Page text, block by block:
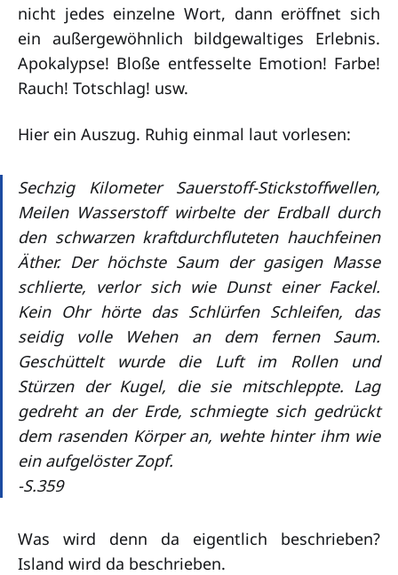
nicht jedes einzelne Wort, dann eröffnet sich
ein außergewöhnlich bildgewaltiges Erlebnis.
Apokalypse! Bloße entfesselte Emotion! Farbe!
Rauch! Totschlag! usw.
Hier ein Auszug. Ruhig einmal laut vorlesen:
Sechzig Kilometer Sauerstoff-Stickstoffwellen,
Meilen Wasserstoff wirbelte der Erdball durch
den schwarzen kraftdurchfluteten hauchfeinen
Äther. Der höchste Saum der gasigen Masse
schlierte, verlor sich wie Dunst einer Fackel.
Kein Ohr hörte das Schlürfen Schleifen, das
seidig volle Wehen an dem fernen Saum.
Geschüttelt wurde die Luft im Rollen und
Stürzen der Kugel, die sie mitschleppte. Lag
gedreht an der Erde, schmiegte sich gedrückt
dem rasenden Körper an, wehte hinter ihm wie
ein aufgelöster Zopf.
-S.359
Was wird denn da eigentlich beschrieben?
Island wird da beschrieben.